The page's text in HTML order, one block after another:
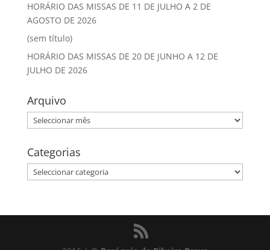
HORÁRIO DAS MISSAS DE 11 DE JULHO A 2 DE
AGOSTO DE 2026
(sem título)
HORÁRIO DAS MISSAS DE 20 DE JUNHO A 12 DE
JULHO DE 2026
Arquivo
Arquivo
Categorias
Categorias